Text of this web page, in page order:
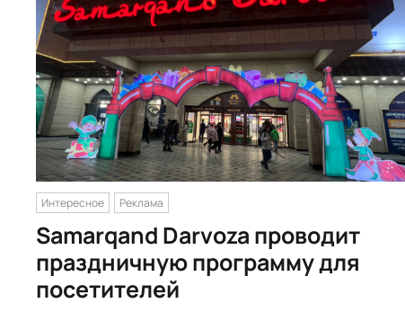
Интересное Реклама
Samarqand Darvoza проводит
праздничную программу для
посетителей